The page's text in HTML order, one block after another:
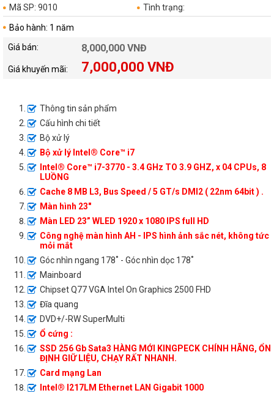
Mã SP: 9010 Tình trạng:
Bảo hành: 1 năm
Giá bán:
8,000,000 VNĐ
Giá khuyến mãi: 7,000,000 VNĐ
Thông tin sản phẩm
Cấu hình chi tiết
Bộ xử lý
Bộ xử lý Intel® Core™ i7
Intel® Core™ i7-3770 - 3.4 GHz TO 3.9 GHZ, x 04 CPUs, 8
LUỒNG
Cache 8 MB L3, Bus Speed / 5 GT/s DMI2 ( 22nm 64bit ) .
Màn hình 23"
Màn LED 23” WLED 1920 x 1080 IPS full HD
Công nghệ màn hình AH - IPS hình ảnh sắc nét, không tức
mỏi mắt
Góc nhìn ngang 178˚ - Góc nhìn dọc 178˚
Mainboard
Chipset Q77 VGA Intel On Graphics 2500 FHD
Đĩa quang
DVD+/-RW SuperMulti
Ổ cứng :
SSD 256 Gb Sata3 HÀNG MỚI KINGPECK CHÍNH HÃNG, ỔN
ĐỊNH GIỮ LIỆU, CHẠY RẤT NHANH.
Card mạng Lan
Intel® I217LM Ethernet LAN Gigabit 1000